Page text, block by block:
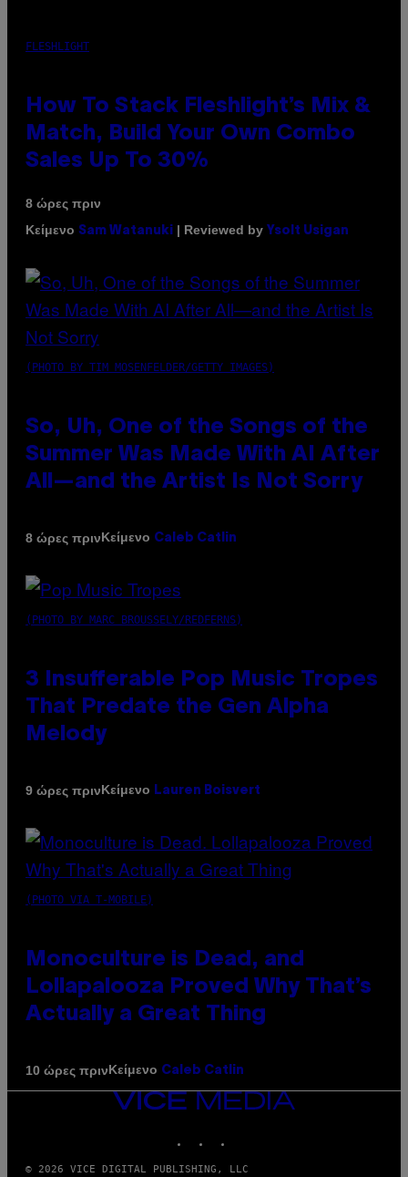
FLESHLIGHT
How To Stack Fleshlight’s Mix &
Match, Build Your Own Combo
Sales Up To 30%
8 ώρες πριν
Κείμενο Sam Watanuki | Reviewed by Ysolt Usigan
(PHOTO BY TIM MOSENFELDER/GETTY IMAGES)
So, Uh, One of the Songs of the
Summer Was Made With AI After
All—and the Artist Is Not Sorry
8 ώρες πρινΚείμενο Caleb Catlin
(PHOTO BY MARC BROUSSELY/REDFERNS)
3 Insufferable Pop Music Tropes
That Predate the Gen Alpha
Melody
9 ώρες πρινΚείμενο Lauren Boisvert
(PHOTO VIA T-MOBILE)
Monoculture is Dead, and
Lollapalooza Proved Why That’s
Actually a Great Thing
10 ώρες πρινΚείμενο Caleb Catlin
VICE
© 2026 VICE DIGITAL PUBLISHING, LLC